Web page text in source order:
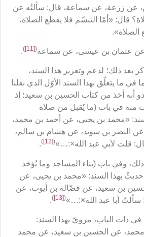
عن زرعة، عن سماعة، قال: سألتُه عن
قال: «أمّا التبسّم فلا يقطع الصلاة،
الصلاة».
عن عثمان بن عيسى، عن سماعة(
[11]
)
.
بعد ذلك؛ لدعم وتعزيز هذا السند،
ما يتعلّق بهذا السند الأوّل الذي نقلنا
أنه أخذ من كتاب الحسين بن سعيد؛ إذ
في باب (ما يُقبل من صلاة
«محمد بن يحيى، عن أحمد بن محمد،
النضر بن سويد، عن هشام بن سالم،
قلت لأبي عبد الله×:…»(
[12]
)
.
وفي باب (بناء المساجد وما يُؤخذ
حديثٌ بهذا السند: «محمد بن يحيى، عن
بن سعيد، عن فضّالة بن أيوب، عن
أبا عبد الله×:…»(
[13]
)
.
ذات الباب، مرويّ بهذا السند:
عن الحسين بن سعيد، عن محمد